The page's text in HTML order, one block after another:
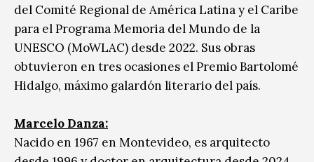
del Comité Regional de América Latina y el Caribe
para el Programa Memoria del Mundo de la
UNESCO (MoWLAC) desde 2022. Sus obras
obtuvieron en tres ocasiones el Premio Bartolomé
Hidalgo, máximo galardón literario del país.
Marcelo Danza:
Nacido en 1967 en Montevideo, es arquitecto